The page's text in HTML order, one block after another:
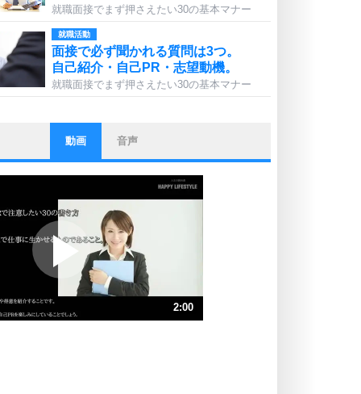
就職面接でまず押さえたい30の基本マナー
就職活動
面接で必ず聞かれる質問は3つ。
自己紹介・自己PR・志望動機。
就職面接でまず押さえたい30の基本マナー
ストレス対策
他人と比べない。
いっそのこと、他人を見ない。
プラス思考
ポジティブになれない原因は、行動
しないから。
ポジティブ思考になる30の方法
ストレス対策
人生、なんとかなるもの。
動画 音声
2:00